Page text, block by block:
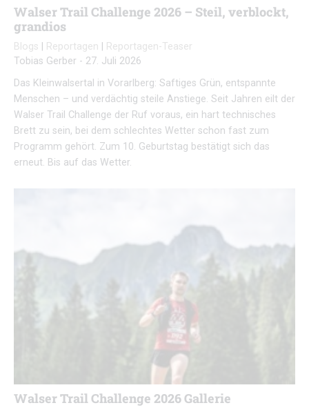
Walser Trail Challenge 2026 – Steil, verblockt,
grandios
Blogs Reportagen
Reportagen-Teaser
Tobias Gerber - 27. Juli 2026
Das Kleinwalsertal in Vorarlberg: Saftiges Grün, entspannte
Menschen – und verdächtig steile Anstiege. Seit Jahren eilt der
Walser Trail Challenge der Ruf voraus, ein hart technisches
Brett zu sein, bei dem schlechtes Wetter schon fast zum
Programm gehört. Zum 10. Geburtstag bestätigt sich das
erneut. Bis auf das Wetter.
Walser Trail Challenge 2026 Gallerie